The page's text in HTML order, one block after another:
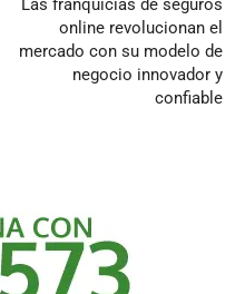
Las franquicias de seguros
online revolucionan el
mercado con su modelo de
negocio innovador y
confiable